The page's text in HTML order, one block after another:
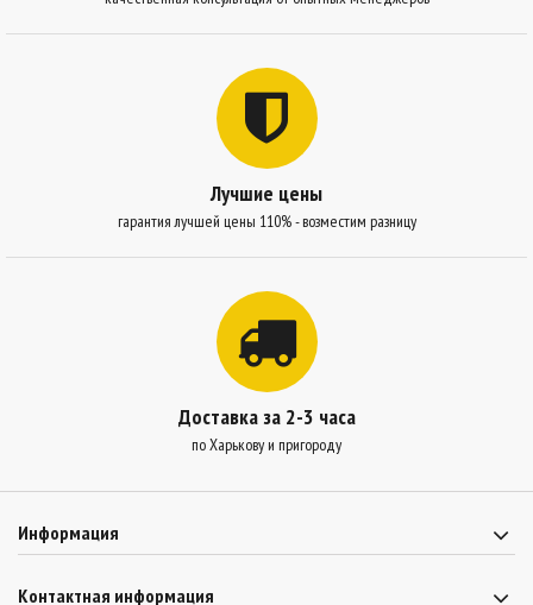
Лучшие цены
гарантия лучшей цены 110% - возместим разницу
Доставка за 2-3 часа
по Харькову и пригороду
Информация
Контактная информация